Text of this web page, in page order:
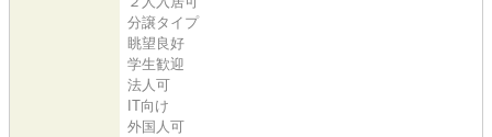
分譲タイプ
眺望良好
学生歓迎
法人可
IT向け
外国人可